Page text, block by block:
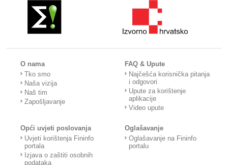
O nama
Tko smo
Naša vizija
Naš tim
Zapošljavanje
FAQ & Upute
Najčešća korisnička pitanja
i odgovori
Upute za korištenje
aplikacije
Video upute
Opći uvjeti poslovanja
Uvjeti korištenja Fininfo
portala
Izjava o zaštiti osobnih
podataka
Oglašavanje
Oglašavanje na Fininfo
portalu